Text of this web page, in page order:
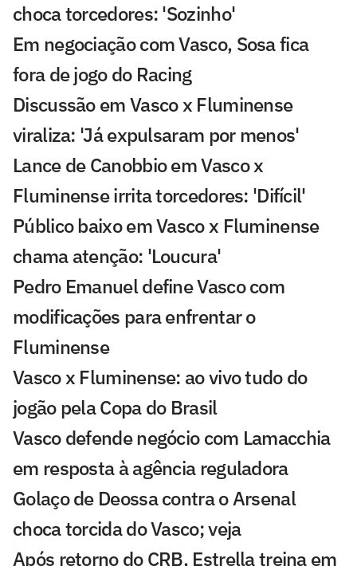
choca torcedores: 'Sozinho'
Em negociação com Vasco, Sosa fica
fora de jogo do Racing
Discussão em Vasco x Fluminense
viraliza: 'Já expulsaram por menos'
Lance de Canobbio em Vasco x
Fluminense irrita torcedores: 'Difícil'
Público baixo em Vasco x Fluminense
chama atenção: 'Loucura'
Pedro Emanuel define Vasco com
modificações para enfrentar o
Fluminense
Vasco x Fluminense: ao vivo tudo do
jogão pela Copa do Brasil
Vasco defende negócio com Lamacchia
em resposta à agência reguladora
Golaço de Deossa contra o Arsenal
choca torcida do Vasco; veja
Após retorno do CRB, Estrella treina em